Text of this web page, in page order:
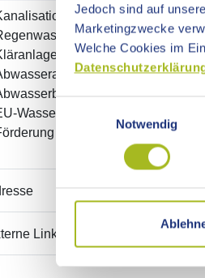
Jedoch sind auf
Marketingzwecke
Welche Cookies im
Notwendig
kommunal
im ländlichen
Wasserrahmenrichtlinie
Links